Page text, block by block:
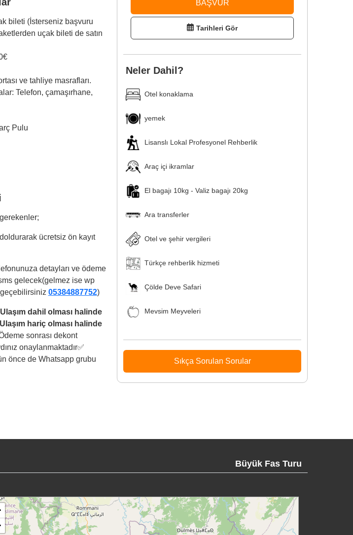
bileti (İsterseniz başvuru
uçak bileti de satın
ve tahliye masrafları.
Telefon, çamaşırhane,
Pulu
ücretsiz ön kayıt
detayları ve ödeme
gelecek(gelmez ise wp
geçebilirsiniz 05384887752)
Ulaşım dahil olması halinde
hariç olması halinde
sonrası dekont
onaylanmaktadır✅
önce de Whatsapp grubu
BAŞVUR
Tarihleri Gör
Neler Dahil?
Otel konaklama
yemek
Lisanslı Lokal Profesyonel Rehberlik
Araç içi ikramlar
El bagajı 10kg - Valiz bagajı 20kg
Ara transferler
Otel ve şehir vergileri
Türkçe rehberlik hizmeti
Çölde Deve Safari
Mevsim Meyveleri
Sıkça Sorulan Sorular
Büyük Fas Turu